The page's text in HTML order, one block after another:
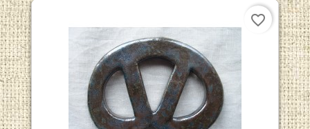
favorite_border